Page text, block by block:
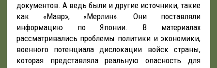
документов. А ведь были и другие источники, такие
как «Мавр», «Мерлин». Они поставляли
информацию по Японии. В материалах
рассматривались проблемы политики и экономики,
военного потенциала дислокации войск страны,
которая представляла реальную опасность для